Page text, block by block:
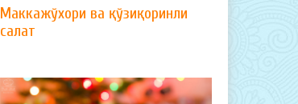
Маккажўхори ва қўзиқоринли
салат